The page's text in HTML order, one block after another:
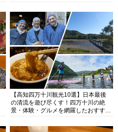
【高知四万十川観光10選】日本最後
の清流を遊び尽くす！四万十川の絶
景・体験・グルメを網羅したおすすめ